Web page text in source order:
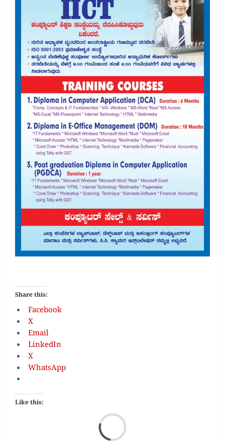
Share this:
Facebook
X
Email
LinkedIn
X
WhatsApp
Like this: